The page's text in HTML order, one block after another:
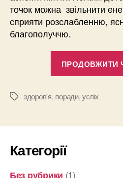
точок можна звільнити
сприяти розслабленню,
благополуччю.
ПРОДОВЖИТИ
Позначки
здоров'я, поради,успіх
Категорії
Без рубрики (1)